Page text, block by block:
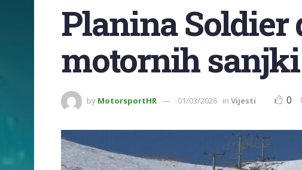
Planina
motornih sanjki
by MotorsportHR 01/03/2026 in Vijesti 0